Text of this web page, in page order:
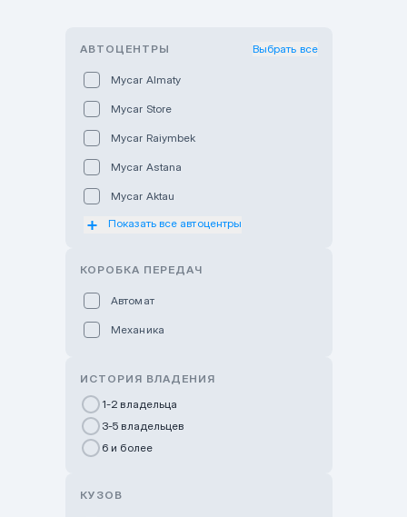
АВТОЦЕНТРЫ Выбрать все
Mycar Almaty
Mycar Store
Mycar Raiymbek
Mycar Astana
Mycar Aktau
Mycar Uralsk
GWM Nurly Zhol
Chery Astana
Показать все автоцентры
КОРОБКА ПЕРЕДАЧ
Автомат
Механика
ИСТОРИЯ ВЛАДЕНИЯ
1-2 владельца
3-5 владельцев
6 и более
КУЗОВ